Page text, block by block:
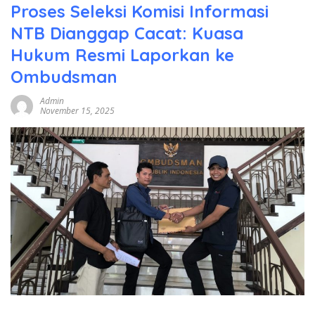
Proses Seleksi Komisi Informasi
NTB Dianggap Cacat: Kuasa
Hukum Resmi Laporkan ke
Ombudsman
Admin
November 15, 2025